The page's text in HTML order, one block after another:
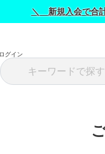
＼ 新規入会で合
グイン